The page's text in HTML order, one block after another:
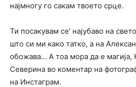
најмногу го сакам твоето срце.
Ти посакувам се’ најубаво на
што си ми како татко, а на
обожава… А тоа мора да е магија,
Северина во коментар на
на Инстаграм.